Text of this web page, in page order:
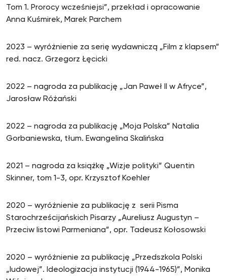
Tom 1. Prorocy wcześniejsi”, przekład i opracowanie
Anna Kuśmirek, Marek Parchem
2023 – wyróżnienie za serię wydawniczą „Film z klapsem”
red. nacz. Grzegorz Łęcicki
2022 – nagroda za publikację „Jan Paweł II w Afryce”,
Jarosław Różański
2022 – nagroda za publikację „Moja Polska” Natalia
Gorbaniewska, tłum. Ewangelina Skalińska
2021 – nagroda za książkę „Wizje polityki” Quentin
Skinner, tom 1-3, opr. Krzysztof Koehler
2020 – wyróżnienie za publikację z serii Pisma
Starochrześcijańskich Pisarzy „Aureliusz Augustyn –
Przeciw listowi Parmeniana”, opr. Tadeusz Kołosowski
2020 – wyróżnienie za publikację „Przedszkola Polski
„ludowej”. Ideologizacja instytucji (1944-1965)”, Monika